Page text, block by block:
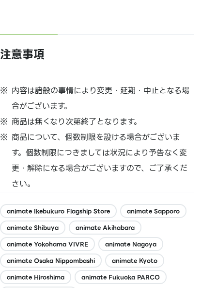
注意事項
内容は諸般の事情により変更・延期・中止となる場
合がございます。
商品は無くなり次第終了となります。
商品について、個数制限を設ける場合がございま
す。個数制限につきましては状況により予告なく変
更・解除になる場合がございますので、ご了承くだ
さい。
animate Ikebukuro Flagship Store
animate Sapporo
animate Shibuya
animate Akihabara
animate Yokohama VIVRE
animate Nagoya
animate Osaka Nippombashi
animate Kyoto
animate Hiroshima
animate Fukuoka PARCO